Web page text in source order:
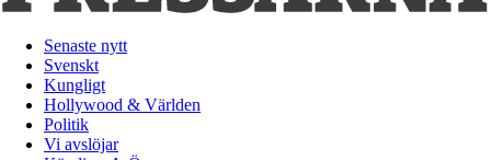
Senaste nytt
Svenskt
Kungligt
Hollywood & Världen
Politik
Vi avslöjar